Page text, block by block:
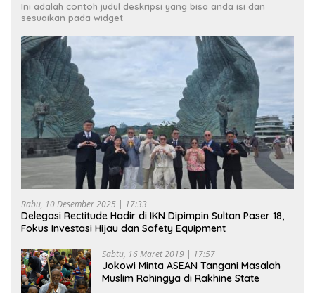
Ini adalah contoh judul deskripsi yang bisa anda isi dan
sesuaikan pada widget
Rabu, 10 Desember 2025 | 17:33
Delegasi Rectitude Hadir di IKN Dipimpin Sultan Paser 18,
Fokus Investasi Hijau dan Safety Equipment
Sabtu, 16 Maret 2019 | 17:57
Jokowi Minta ASEAN Tangani Masalah
Muslim Rohingya di Rakhine State